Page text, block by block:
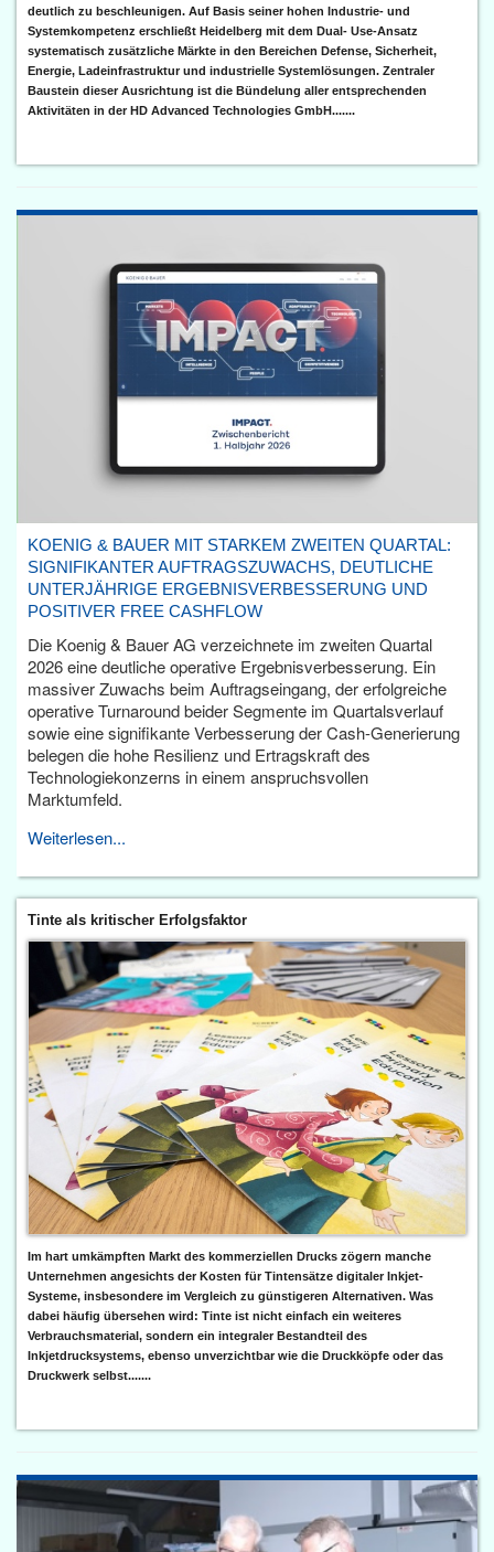
deutlich zu beschleunigen. Auf Basis seiner hohen Industrie- und
Systemkompetenz erschließt Heidelberg mit dem Dual- Use-Ansatz
systematisch zusätzliche Märkte in den Bereichen Defense, Sicherheit,
Energie, Ladeinfrastruktur und industrielle Systemlösungen. Zentraler
Baustein dieser Ausrichtung ist die Bündelung aller entsprechenden
Aktivitäten in der HD Advanced Technologies GmbH.......
KOENIG & BAUER MIT STARKEM ZWEITEN QUARTAL:
SIGNIFIKANTER AUFTRAGSZUWACHS, DEUTLICHE
UNTERJÄHRIGE ERGEBNISVERBESSERUNG UND
POSITIVER FREE CASHFLOW
Die Koenig & Bauer AG verzeichnete im zweiten Quartal
2026 eine deutliche operative Ergebnisverbesserung. Ein
massiver Zuwachs beim Auftragseingang, der erfolgreiche
operative Turnaround beider Segmente im Quartalsverlauf
sowie eine signifikante Verbesserung der Cash-Generierung
belegen die hohe Resilienz und Ertragskraft des
Technologiekonzerns in einem anspruchsvollen
Marktumfeld.
Weiterlesen...
Tinte als kritischer Erfolgsfaktor
Im hart umkämpften Markt des kommerziellen Drucks zögern manche
Unternehmen angesichts der Kosten für Tintensätze digitaler Inkjet-
Systeme, insbesondere im Vergleich zu günstigeren Alternativen. Was
dabei häufig übersehen wird: Tinte ist nicht einfach ein weiteres
Verbrauchsmaterial, sondern ein integraler Bestandteil des
Inkjetdrucksystems, ebenso unverzichtbar wie die Druckköpfe oder das
Druckwerk selbst.......